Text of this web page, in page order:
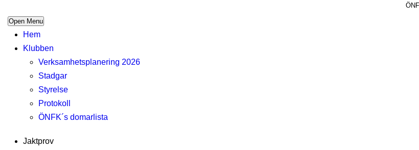
Open Menu
Hem
Klubben
Verksamhetsplanering 2026
Stadgar
Styrelse
Protokoll
ÖNFK´s domarlista
Jaktprov